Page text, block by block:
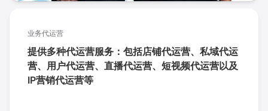
业务代运营
提供多种代运营服务：包括店铺代运营、私域代运
营、用户代运营、直播代运营、短视频代运营以及
IP营销代运营等